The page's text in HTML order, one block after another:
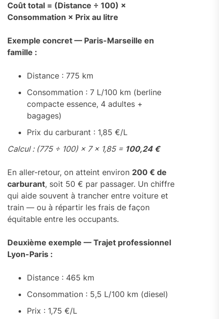
Coût total = (Distance ÷ 100) ×
Consommation × Prix au litre
Exemple concret — Paris-Marseille en
famille :
Distance : 775 km
Consommation : 7 L/100 km (berline
compacte essence, 4 adultes +
bagages)
Prix du carburant : 1,85 €/L
Calcul : (775 ÷ 100) × 7 × 1,85 = 100,24 €
En aller-retour, on atteint environ 200 € de
carburant, soit 50 € par passager. Un chiffre
qui aide souvent à trancher entre voiture et
train — ou à répartir les frais de façon
équitable entre les occupants.
Deuxième exemple — Trajet professionnel
Lyon-Paris :
Distance : 465 km
Consommation : 5,5 L/100 km (diesel)
Prix : 1,75 €/L